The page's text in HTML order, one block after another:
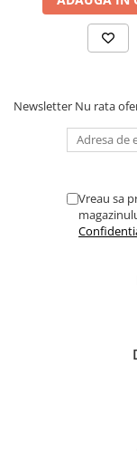
Newsletter Nu rata
Vreau sa